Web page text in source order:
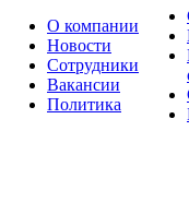
О компании
Новости
Сотрудники
Вакансии
Политика